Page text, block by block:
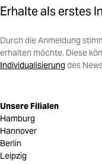
Erhalte als erstes
Durch die Anmeldung
erhalten möchte. Diese
Individualisierungdes
Unsere Filialen
Hamburg
Hannover
Berlin
Leipzig